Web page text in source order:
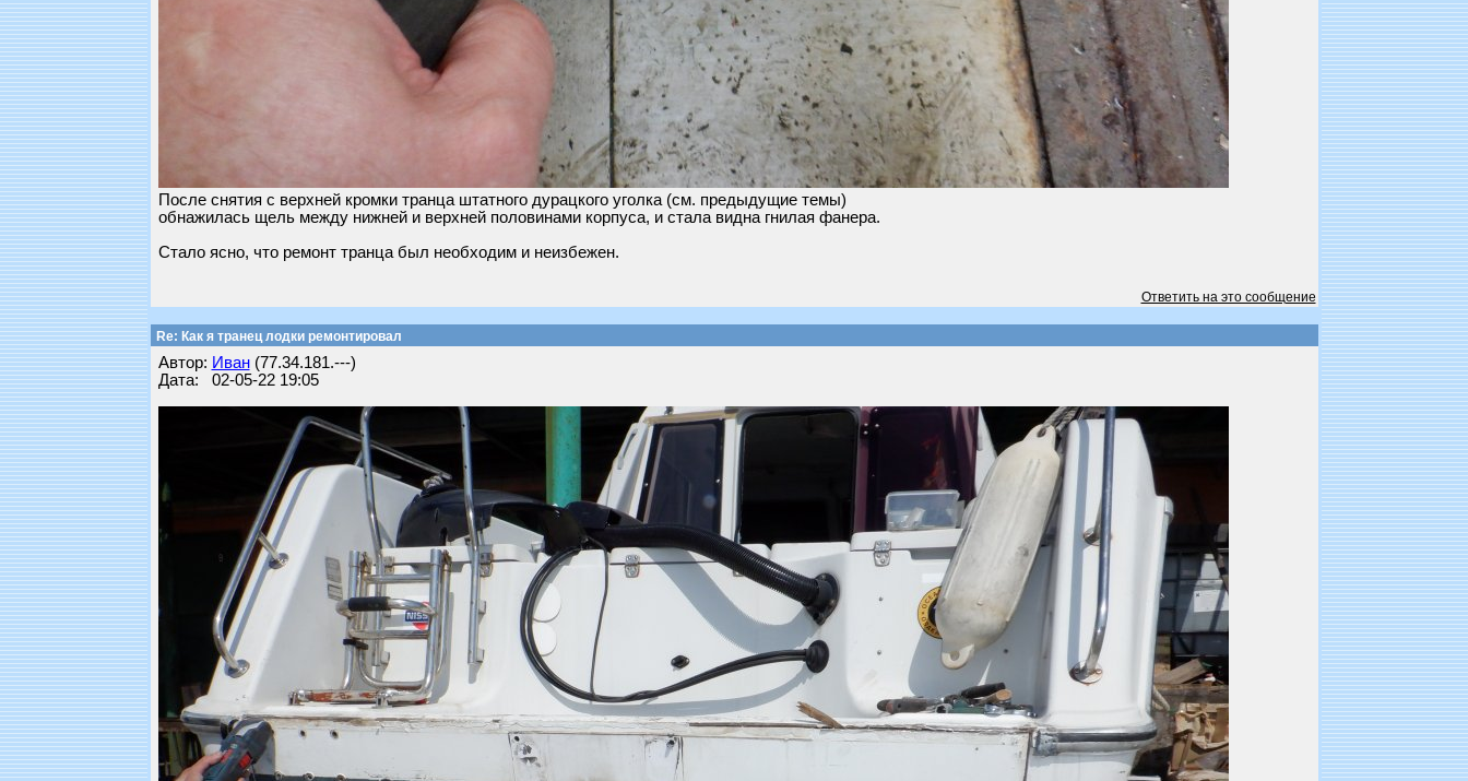
После снятия с верхней кромки транца штатного дурацкого уголка (см. предыдущие темы)
обнажилась щель между нижней и верхней половинами корпуса, и стала видна гнилая фанера.
Стало ясно, что ремонт транца был необходим и неизбежен.
Ответить на это сообщение
Re: Как я транец лодки ремонтировал
Автор: Иван(77.34.181.---)
Дата: 02-05-22 19:05